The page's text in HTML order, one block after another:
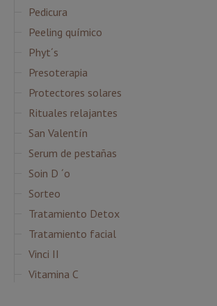
Pedicura
Peeling químico
Phyt´s
Presoterapia
Protectores solares
Rituales relajantes
San Valentín
Serum de pestañas
Soin D ´o
Sorteo
Tratamiento Detox
Tratamiento facial
Vinci II
Vitamina C